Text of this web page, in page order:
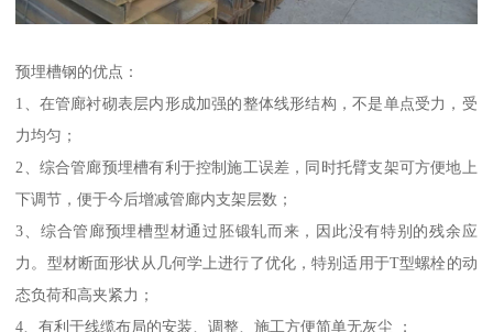
预埋槽钢的优点：
1、在管廊衬砌表层内形成加强的整体线形结构，不是单点受力，受
力均匀；
2、综合管廊预埋槽有利于控制施工误差，同时托臂支架可方便地上
下调节，便于今后增减管廊内支架层数；
3、综合管廊预埋槽型材通过胚锻轧而来，因此没有特别的残余应
力。型材断面形状从几何学上进行了优化，特别适用于T型螺栓的动
态负荷和高夹紧力；
4、有利于线缆布局的安装、调整、施工方便简单无灰尘 ；